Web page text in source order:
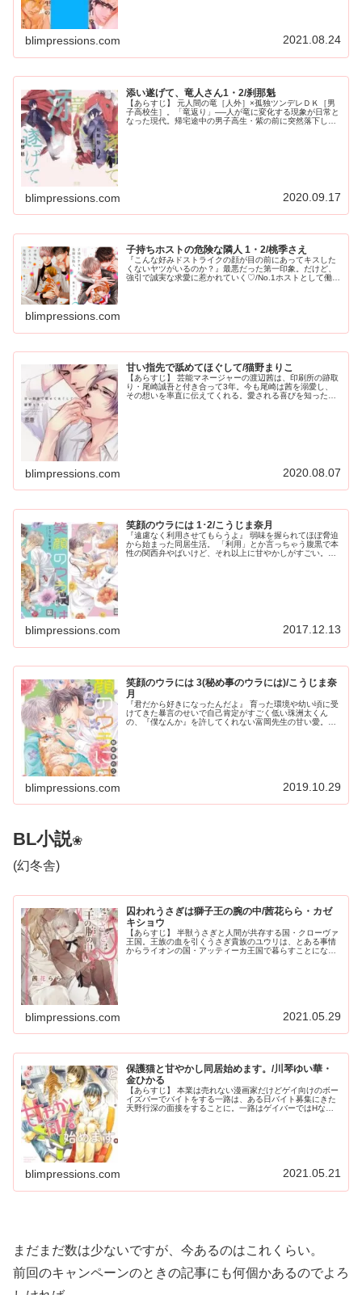
blimpressions.com 2021.08.24
添い遂げて、竜人さん1・2/刹那魁
【あらすじ】 元人間の竜［人外］×孤独ツンデレＤＫ［男
子高校生］。「竜返り」──人が竜に変化する現象が日常と
なった現代。帰宅途中の男子高生・紫の前に突然落下して
blimpressions.com 2020.09.17
子持ちホストの危険な隣人 1・2/桃季さえ
『こんな好みドストライクの顔が目の前にあってキスした
くないヤツがいるのか？』最悪だった第一印象。だけど、
強引で誠実な求愛に惹かれていく♡/No.1ホストとして働き
blimpressions.com
甘い指先で舐めてほぐして/猫野まりこ
【あらすじ】 芸能マネージャーの渡辺茜は、印刷所の跡取
り・尾崎誠吾と付き合って3年。今も尾崎は茜を溺愛し、
その想いを率直に伝えてくれる。愛される喜びを知った心
blimpressions.com 2020.08.07
笑顔のウラには 1･2/こうじま奈月
『遠慮なく利用させてもらうよ』 弱味を握られてほぼ脅迫
から始まった同居生活。 「利用」とか言っちゃう腹黒で本
性の関西弁やばいけど、それ以上に甘やかしがすごい。何
blimpressions.com 2017.12.13
笑顔のウラには 3(秘め事のウラには)/こうじま奈
月
『君だから好きになったんだよ』 育った環境や幼い頃に受
けてきた暴言のせいで自己肯定がすごく低い珠洲太くん
の、『僕なんか』を許してくれない富岡先生の甘い愛。
blimpressions.com 2019.10.29
BL小説❀
(幻冬舎)
囚われうさぎは獅子王の腕の中/茜花らら・カゼ
キショウ
【あらすじ】 半獣うさぎと人間が共存する国・クローヴァ
王国。王族の血を引くうさぎ貴族のユウリは、とある事情
からライオンの国・アッティーカ王国で暮らすことになっ
blimpressions.com 2021.05.29
保護猫と甘やかし同居始めます。/川琴ゆい華・
金ひかる
【あらすじ】 本業は売れない漫画家だけどゲイ向けのボー
イズバーでバイトをする一路は、ある日バイト募集にきた
天野行深の面接をすることに。一路はゲイバーではHなサ
blimpressions.com 2021.05.21
まだまだ数は少ないですが、今あるのはこれくらい。
前回のキャンペーンのときの記事にも何個かあるのでよろ